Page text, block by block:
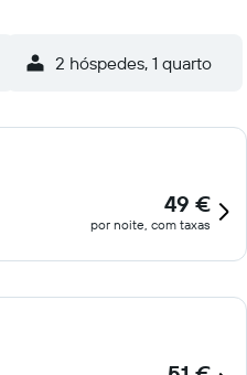
2 hóspedes, 1 quarto
49 €
por noite, com taxas